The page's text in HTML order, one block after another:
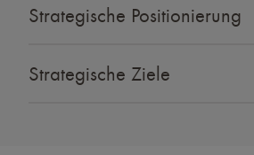
Strategische Positionierung
Strategische Ziele